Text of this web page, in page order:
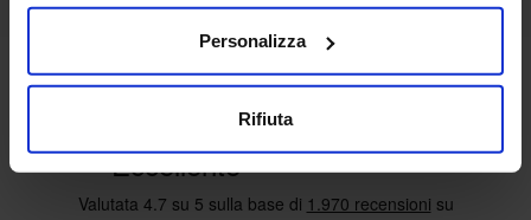
Personalizza
Rifiuta